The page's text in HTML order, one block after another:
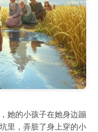
她的小孩子在她身边蹦
里，弄脏了身上穿的小